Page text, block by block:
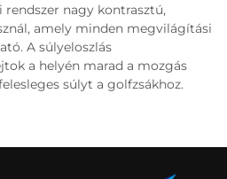
rendszer nagy kontrasztú,
amely minden megvilágítási
A súlyeloszlás
a helyén marad a mozgás
súlyt a golfzsákhoz.